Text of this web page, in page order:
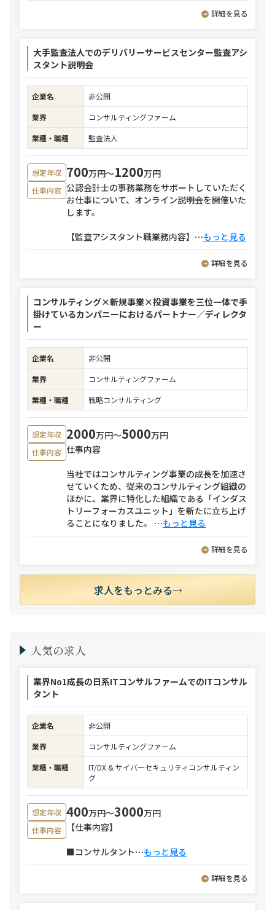
詳細を見る
大手監査法人でのデリバリーサービスセンター監査アシ
スタント説明会
企業名
非公開
業界
コンサルティングファーム
業種・職種
監査法人
想定年収 700万円〜1200万円
仕事内容 公認会計士の事務業務をサポートしていただく
お仕事について、オンライン説明会を開催いた
します。
【監査アシスタント職業務内容】 ⋯もっと見る
詳細を見る
コンサルティング×新規事業×投資事業を三位一体で手
掛けているカンパニーにおけるパートナー／ディレクタ
ー
企業名
非公開
業界
コンサルティングファーム
業種・職種
戦略コンサルティング
想定年収 2000万円〜5000万円
仕事内容 仕事内容
当社ではコンサルティング事業の成長を加速さ
せていくため、従来のコンサルティング組織の
ほかに、業界に特化した組織である「インダス
トリーフォーカスユニット」を新たに立ち上げ
ることになりました。 ⋯もっと見る
詳細を見る
求人をもっとみる
人気の求人
業界No1成長の日系ITコンサルファームでのITコンサル
タント
企業名
非公開
業界
コンサルティングファーム
業種・職種
IT/DX & サイバーセキュリティコンサルティン
グ
想定年収 400万円〜3000万円
仕事内容
【仕事内容】
■コンサルタント⋯もっと見る
詳細を見る